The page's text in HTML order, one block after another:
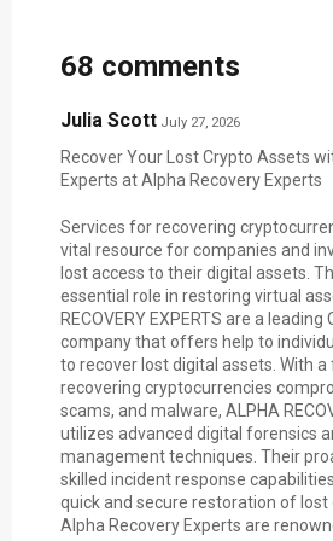
68 comments
Julia Scott July 27, 2026
Recover Your Lost Crypto Assets
Experts at Alpha Recovery Experts
Services for recovering
vital resource for companies and
lost access to their digital assets.
essential role in restoring virtual
RECOVERY EXPERTS are a
company that offers help to
to recover lost digital assets. With a
recovering cryptocurrencies
scams, and malware, ALPHA
utilizes advanced digital forensics
management techniques. Their
skilled incident response
quick and secure restoration of lost
Alpha Recovery Experts are